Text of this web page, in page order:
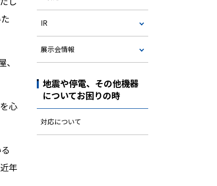
心
年
IR
展示会情報
地震や停電、その他機器
についてお困りの時
対応について